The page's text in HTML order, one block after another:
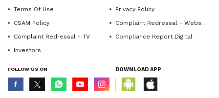
Terms Of Use
Privacy Policy
CSAM Policy
Complaint Redressal - Website
Complaint Redressal - TV
Compliance Report Digital
Investors
FOLLOW US ON DOWNLOAD APP